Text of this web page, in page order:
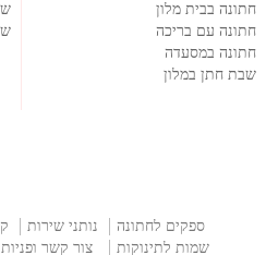
חתונה בבית מלון
חתונה עם בריכה
חתונה במסעדה
שבת חתן במלון
ספקים לחתונה נותני שירות
שמות לתינוקות
צור קשר